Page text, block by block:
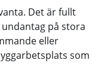
Det är fullt
på stora
eller
som